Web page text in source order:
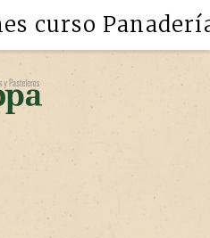
curso